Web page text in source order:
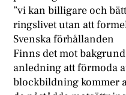
”vi kan billigare och
ringslivet utan att
Svenska förhållanden
Finns det mot
anledning att förmoda
blockbildning kommer